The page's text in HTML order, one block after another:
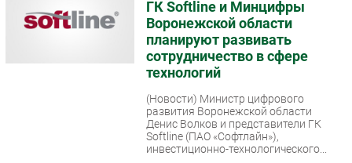
Торговые сети
ГК Softline и Минцифры
Воронежской области
планируют развивать
сотрудничество в сфере
технологий
(Новости) Министр цифрового
развития Воронежской области
Денис Волков и представители ГК
Softline (ПАО «Софтлайн»),
инвестиционно-технологического...